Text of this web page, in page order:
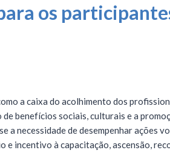
os
a caixa do acolhimento dos
benefícios sociais, culturais e a
a necessidade de desempenhar ações
incentivo à capacitação, ascensão,